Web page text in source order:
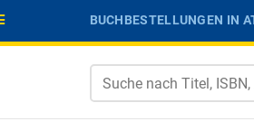
BUCHBESTELLUNGEN IN